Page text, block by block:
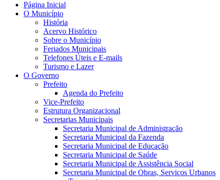
Página Inicial
O Município
História
Acervo Histórico
Sobre o Município
Feriados Municipais
Telefones Úteis e E-mails
Turismo e Lazer
O Governo
Prefeito
Agenda do Prefeito
Vice-Prefeito
Estrutura Organizacional
Secretarias Municipais
Secretaria Municipal de Administração
Secretaria Municipal da Fazenda
Secretaria Municipal de Educação
Secretaria Municipal de Saúde
Secretaria Municipal de Assistência Social
Secretaria Municipal de Obras, Serviços Urbanos